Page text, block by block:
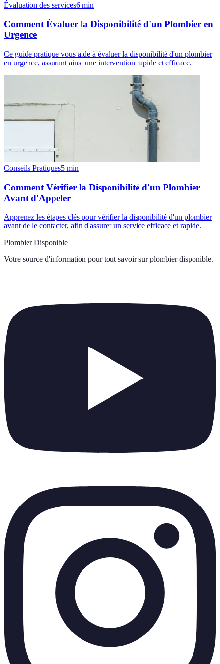
Évaluation des services6 min
Comment Évaluer la Disponibilité d'un Plombier en
Urgence
Ce guide pratique vous aide à évaluer la disponibilité d'un plombier
en urgence, assurant ainsi une intervention rapide et efficace.
Conseils Pratiques5 min
Comment Vérifier la Disponibilité d'un Plombier
Avant d'Appeler
Apprenez les étapes clés pour vérifier la disponibilité d'un plombier
avant de le contacter, afin d'assurer un service efficace et rapide.
Plombier Disponible
Votre source d'information pour tout savoir sur plombier disponible.